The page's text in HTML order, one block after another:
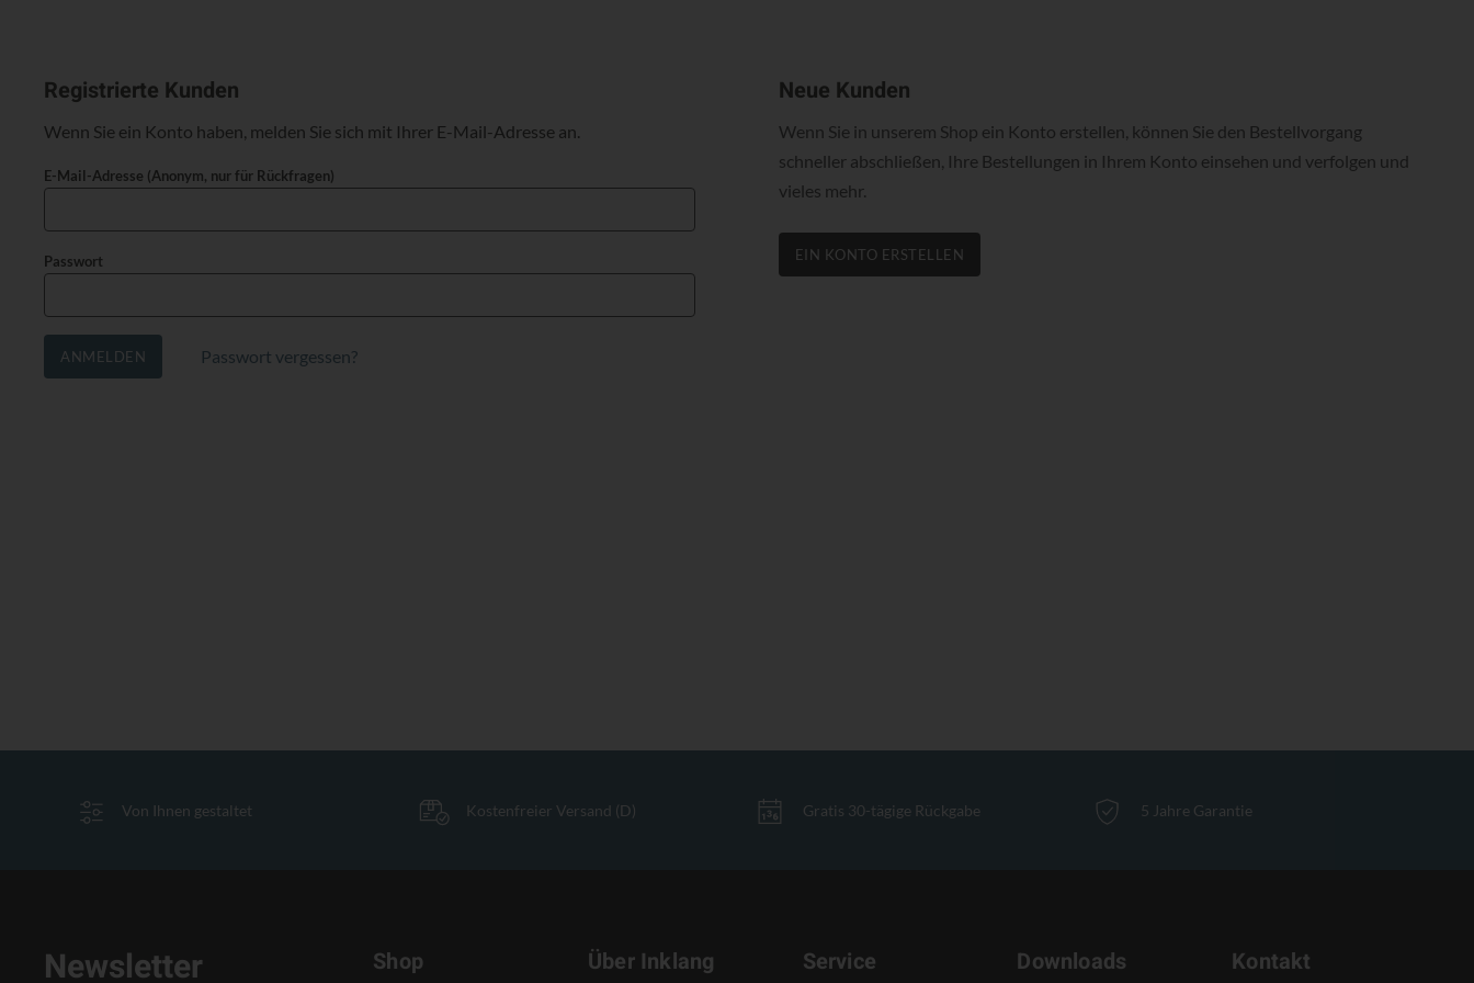
Registrierte Kunden
Wenn Sie ein Konto haben, melden Sie sich mit Ihrer E-Mail-Adresse an.
E-Mail-Adresse (Anonym, nur für Rückfragen)
Passwort
ANMELDEN Passwort vergessen?
Neue Kunden
Wenn Sie in unserem Shop ein Konto erstellen, können Sie den Bestellvorgang
schneller abschließen, Ihre Bestellungen in Ihrem Konto einsehen und verfolgen und
vieles mehr.
EIN KONTO ERSTELLEN
Von Ihnen gestaltet Kostenfreier Versand (D) Gratis 30-tägige Rückgabe 5 Jahre Garantie
Newsletter Shop Über Inklang Service Downloads Kontakt